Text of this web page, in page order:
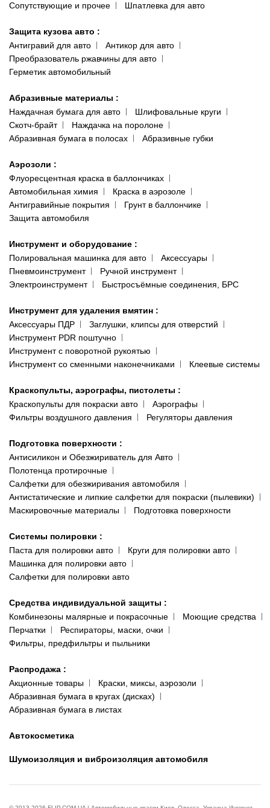
Сопутствующие и прочее
Шпатлевка для авто
Защита кузова авто :
Антигравий для авто
Антикор для авто
Преобразователь ржавчины для авто
Герметик автомобильный
Абразивные материалы :
Наждачная бумага для авто
Шлифовальные круги
Скотч-брайт
Наждачка на поролоне
Абразивная бумага в полосах
Абразивные губки
Аэрозоли :
Флуоресцентная краска в баллончиках
Автомобильная химия
Краска в аэрозоле
Антигравийные покрытия
Грунт в баллончике
Защита автомобиля
Инструмент и оборудование :
Полировальная машинка для авто
Аксессуары
Пневмоинструмент
Ручной инструмент
Электроинструмент
Быстросъёмные соединения, БРС
Инструмент для удаления вмятин :
Аксессуары ПДР
Заглушки, клипсы для отверстий
Инструмент PDR поштучно
Инструмент с поворотной рукоятью
Инструмент со сменными наконечниками
Клеевые системы
Краскопульты, аэрографы, пистолеты :
Краскопульты для покраски авто
Аэрографы
Фильтры воздушного давления
Регуляторы давления
Подготовка поверхности :
Антисиликон и Обезжириватель для Авто
Полотенца протирочные
Салфетки для обезжиривания автомобиля
Антистатические и липкие салфетки для покраски (пылевики)
Маскировочные материалы
Подготовка поверхности
Системы полировки :
Паста для полировки авто
Круги для полировки авто
Машинка для полировки авто
Салфетки для полировки авто
Средства индивидуальной защиты :
Комбинезоны малярные и покрасочные
Моющие средства
Перчатки
Респираторы, маски, очки
Фильтры, предфильтры и пыльники
Распродажа :
Акционные товары
Краски, миксы, аэрозоли
Абразивная бумага в кругах (дисках)
Абразивная бумага в листах
Автокосметика
Шумоизоляция и виброизоляция автомобиля